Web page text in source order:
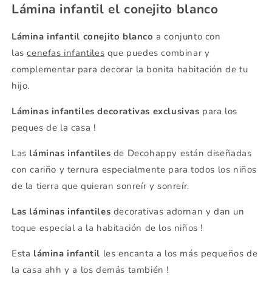
Lámina infantil el conejito blanco
Lámina infantil conejito blanco a conjunto con
lascenefas infantiles que puedes combinar y
complementar para decorar la bonita habitación de tu
hijo.
Láminas infantiles decorativas exclusivas para los
peques de la casa !
Las láminas infantiles de Decohappy están diseñadas
con cariño y ternura especialmente para todos los niños
de la tierra que quieran sonreír y sonreír.
Las láminas infantiles decorativas adornan y dan un
toque especial a la habitación de los niños !
Esta lámina infantil les encanta a los más pequeños de
la casa ahh y a los demás también !